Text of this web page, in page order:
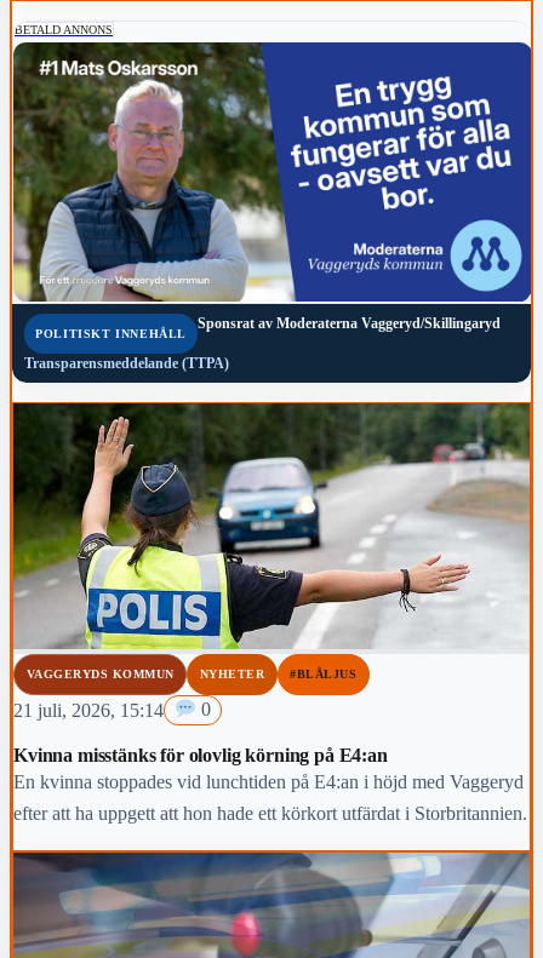
BETALD ANNONS
POLITISKT INNEHÅLL
Sponsrat av Moderaterna Vaggeryd/Skillingaryd
Transparensmeddelande (TTPA)
VAGGERYDS KOMMUN NYHETER #BLÅLJUS
21 juli, 2026, 15:14 0
Kvinna misstänks för olovlig körning på E4:an
En kvinna stoppades vid lunchtiden på E4:an i höjd med Vaggeryd
efter att ha uppgett att hon hade ett körkort utfärdat i Storbritannien.